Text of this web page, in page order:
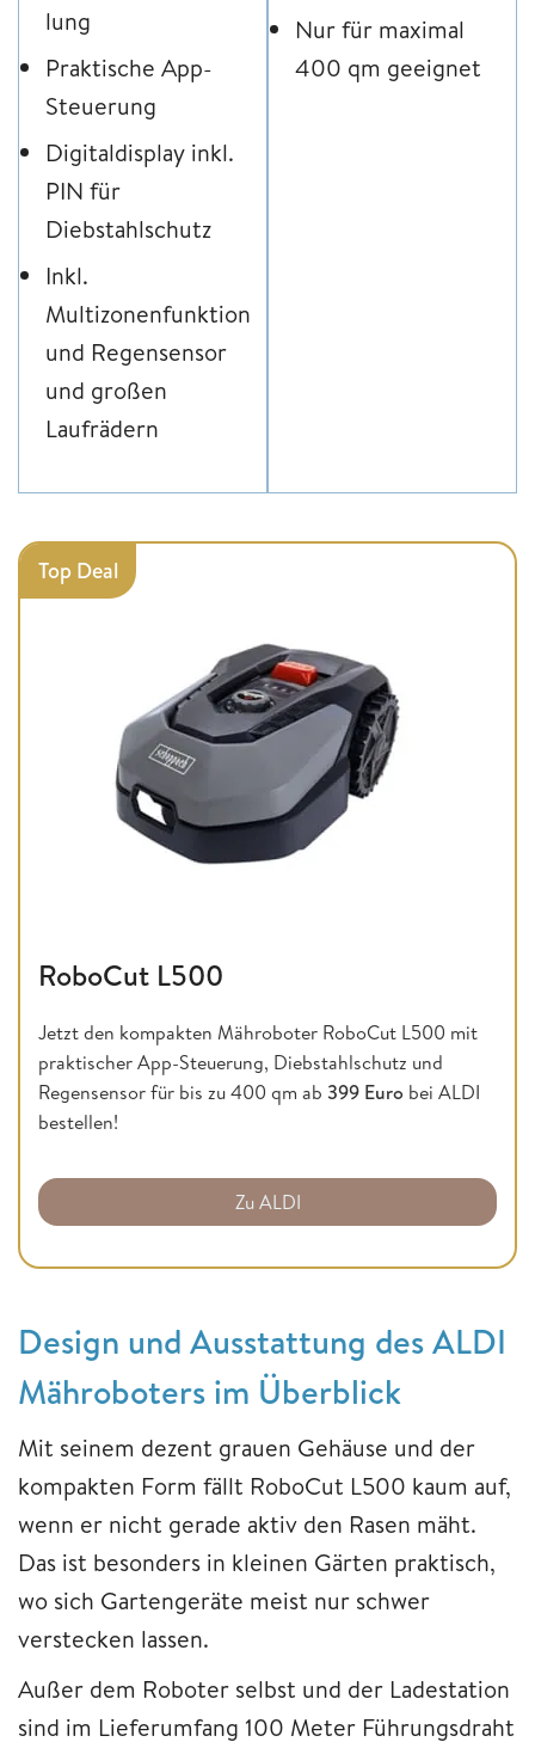
lung
Praktische App-
Steuerung
Digitaldisplay inkl.
PIN für
Diebstahlschutz
Inkl.
Multizonenfunktion
und Regensensor
und großen
Laufrädern
Nur für maximal
400 qm geeignet
Top Deal
RoboCut L500
Jetzt den kompakten Mähroboter RoboCut L500 mit
praktischer App-Steuerung, Diebstahlschutz und
Regensensor für bis zu 400 qm ab 399 Euro bei ALDI
bestellen!
Zu ALDI
Design und Ausstattung des ALDI
Mähroboters im Überblick
Mit seinem dezent grauen Gehäuse und der
kompakten Form fällt RoboCut L500 kaum auf,
wenn er nicht gerade aktiv den Rasen mäht.
Das ist besonders in kleinen Gärten praktisch,
wo sich Gartengeräte meist nur schwer
verstecken lassen.
Außer dem Roboter selbst und der Ladestation
sind im Lieferumfang 100 Meter Führungsdraht